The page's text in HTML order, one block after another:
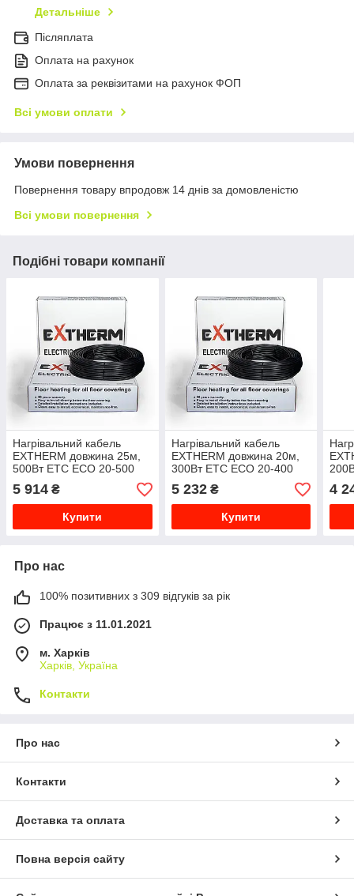
Детальніше
Післяплата
Оплата на рахунок
Оплата за реквізитами на рахунок ФОП
Всі умови оплати
Умови повернення
Повернення товару впродовж 14 днів за домовленістю
Всі умови повернення
Подібні товари компанії
Нагрівальний кабель
EXTHERM довжина 25м,
500Вт ETC ECO 20­-500
5 914 ₴
Купити
Нагрівальний кабель
EXTHERM довжина 20м,
300Вт ETC ECO 20­-400
5 232₴
Купити
4
Про нас
100% позитивних з 309 відгуків за рік
Працює з 11.01.2021
м. Харків
Харків, Україна
Контакти
Про нас
Контакти
Доставка та оплата
Повна версія сайту